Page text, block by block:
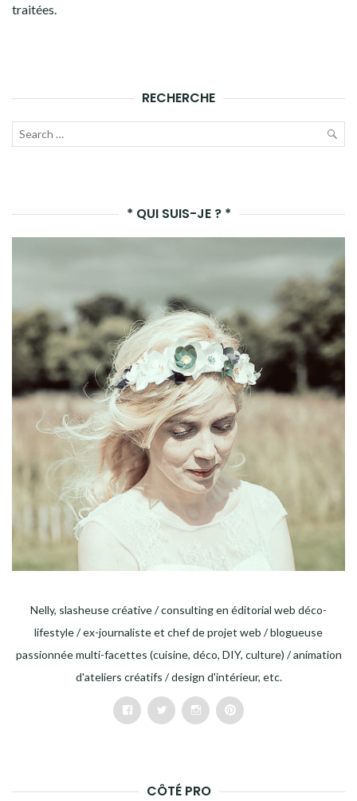
traitées
RECHERCHE
Recherche
* QUI SUIS-JE ? *
Nelly, slasheuse créative / consulting en éditorial web déco-
lifestyle / ex-journaliste et chef de projet web / blogueuse
passionnée multi-facettes (cuisine, déco, DIY, culture) / animation
d'ateliers créatifs / design d'intérieur, etc.
FacebookTwitterInstagramPinterest
CÔTÉ PRO